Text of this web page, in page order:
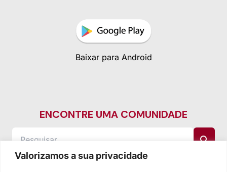
Valorizamos a sua privacidade
Baixar para Android
ENCONTRE UMA COMUNIDADE